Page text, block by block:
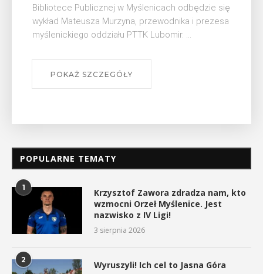
Myślimira. Wydarzenie organizowane przez
Muzeum Niepodległości w Myślenicach odbędzie
się na ...
POKAŻ SZCZEGÓŁY
POPULARNE TEMATY
1
Krzysztof Zawora zdradza nam, kto
wzmocni Orzeł Myślenice. Jest
nazwisko z IV Ligi!
3 sierpnia 2026
2 Wyruszyli! Ich cel to Jasna Góra